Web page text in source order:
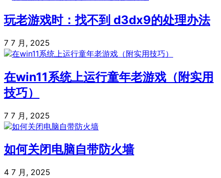
玩老游戏时：找不到 d3dx9的处理办法
7 7 月, 2025
在win11系统上运行童年老游戏（附实用
技巧）
7 7 月, 2025
如何关闭电脑自带防火墙
4 7 月, 2025